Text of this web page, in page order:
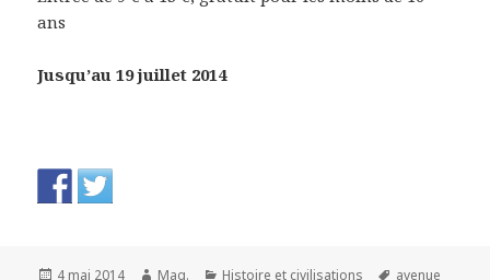
ans
Jusqu’au 19 juillet 2014
Publié
4 mai 2014 Auteur
Mag. Catégories
Histoire et civilisations Mots-
avenue